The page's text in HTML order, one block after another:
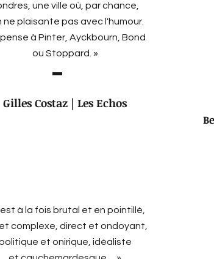
une ville où, par chance,
ne plaisante pas avec l'humour.
à Pinter, Ayckbourn, Bond
ou Stoppard. »
Gilles Costaz | Les Echos
à la fois brutal et en pointillé,
complexe, direct et ondoyant,
et onirique, idéaliste